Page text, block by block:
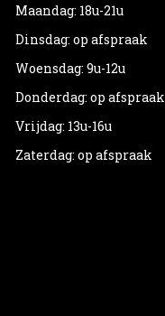
Maandag: 18u-21u
Dinsdag: op afspraak
Woensdag: 9u-12u
Donderdag: op afspraak
Vrijdag: 13u-16u
Zaterdag: op afspraak